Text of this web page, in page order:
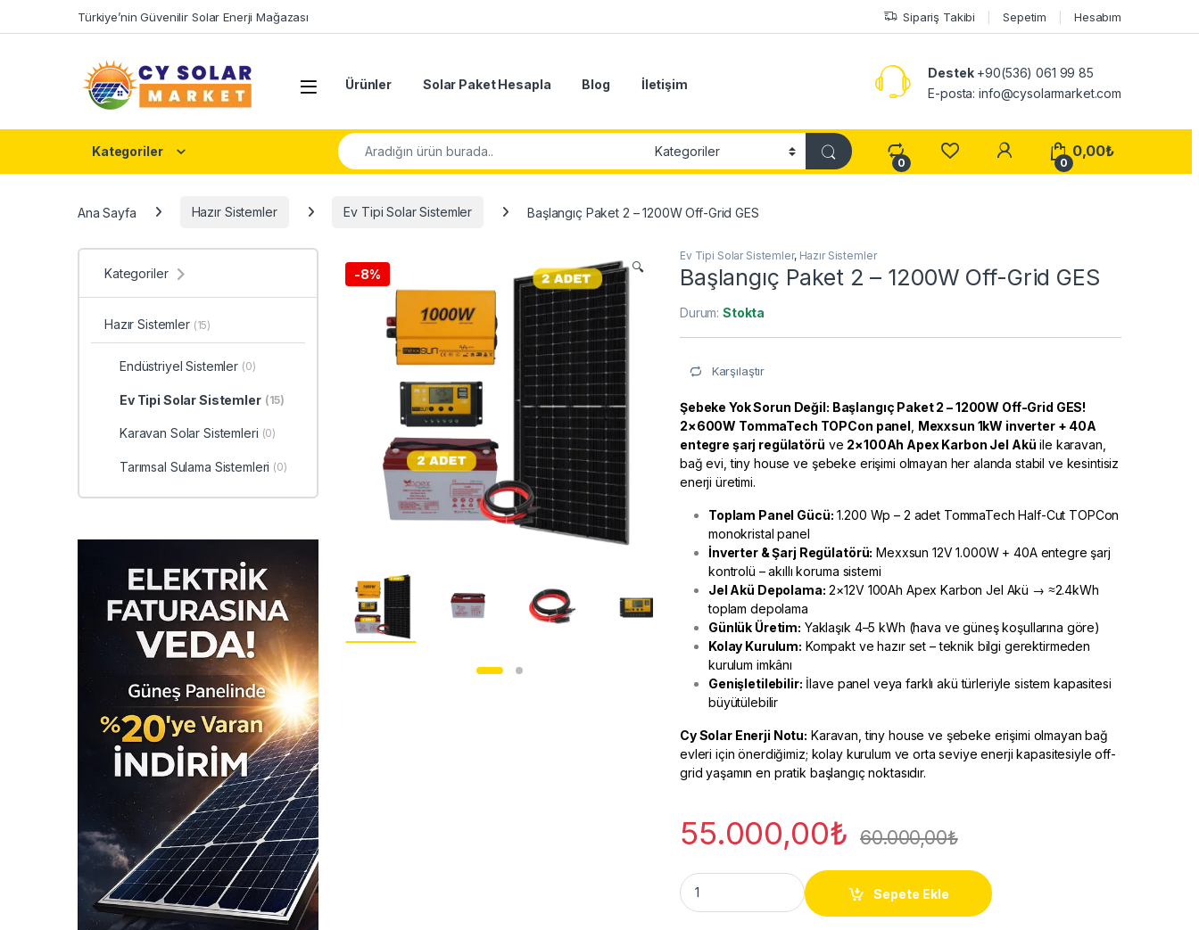
Türkiye’nin Güvenilir Solar Enerji Mağazası Sipariş Takibi Sepetim Hesabım
Open Ürünler Solar Paket Hesapla Blog İletişim
Destek+90(536) 061 99 85
E-posta: info@cysolarmarket.com
Kategoriler
Şunu ara:
0
My Account
0
0,00₺
Ana Sayfa Hazır Sistemler Ev Tipi Solar Sistemler Başlangıç Paket 2 – 1200W Off-Grid GES
-8% 🔍
Ev Tipi Solar Sistemler, Hazır Sistemler
Başlangıç Paket 2 – 1200W Off-Grid GES
Durum:Stokta
Karşılaştır
Şebeke Yok Sorun Değil: Başlangıç Paket 2 – 1200W Off-Grid GES!
2×600W TommaTech TOPCon panel Mexxsun 1kW inverter + 40A
entegre şarj regülatörü ve 2×100Ah Apex Karbon Jel Akü ile karavan,
bağ evi, tiny house ve şebeke erişimi olmayan her alanda stabil ve kesintisiz
enerji üretimi.
Toplam Panel Gücü: 1.200 Wp – 2 adet TommaTech Half-Cut TOPCon
monokristal panel
İnverter & Şarj Regülatörü: Mexxsun 12V 1.000W + 40A entegre şarj
kontrolü – akıllı koruma sistemi
Jel Akü Depolama: 2×12V 100Ah Apex Karbon Jel Akü → ≈2.4kWh
toplam depolama
Günlük Üretim: Yaklaşık 4–5 kWh (hava ve güneş koşullarına göre)
Kolay Kurulum: Kompakt ve hazır set – teknik bilgi gerektirmeden
kurulum imkânı
Genişletilebilir: İlave panel veya farklı akü türleriyle sistem kapasitesi
büyütülebilir
Cy Solar Enerji Notu: Karavan, tiny house ve şebeke erişimi olmayan bağ
evleri için önerdiğimiz; kolay kurulum ve orta seviye enerji kapasitesiyle off-
grid yaşamın en pratik başlangıç noktasıdır.
55.000,00₺ 60.000,00₺
Başlangıç Paket 2 - 1200W Off-Grid GES quantity
Sepete Ekle
Kategoriler
Hazır Sistemler (15)
Endüstriyel Sistemler (0)
Ev Tipi Solar Sistemler (15)
Karavan Solar Sistemleri (0)
Tarımsal Sulama Sistemleri (0)